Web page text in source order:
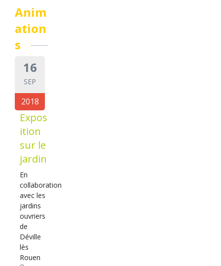
Anim
ation
s
16
SEP
2018
Expos
ition
sur le
jardin
En
collaboration
avec les
jardins
ouvriers
de
Déville
lès
Rouen